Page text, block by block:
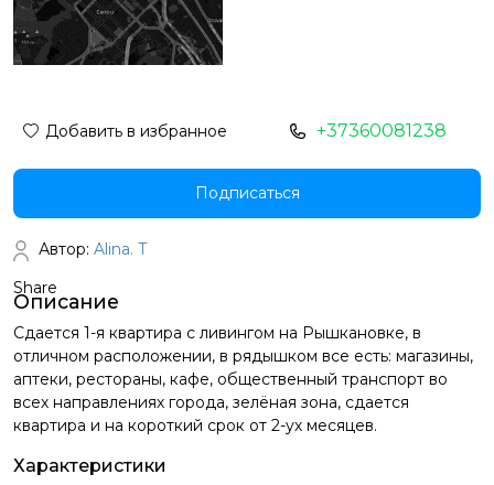
Описание
Сдается 1-я квартира с ливингом на Рышкановке, в
отличном расположении, в рядышком все есть: магазины,
аптеки, рестораны, кафе, общественный транспорт во
всех направлениях города, зелёная зона, сдается
квартира и на короткий срок от 2-ух месяцев.
Характеристики
Добавить в избранное +37360081238
Подписаться
Автор: Alina. T
Share